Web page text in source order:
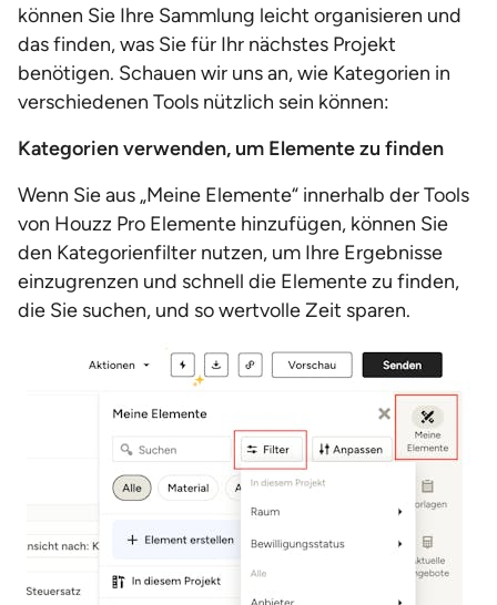
können Sie Ihre Sammlung leicht organisieren und
das finden, was Sie für Ihr nächstes Projekt
benötigen. Schauen wir uns an, wie Kategorien in
verschiedenen Tools nützlich sein können:
Kategorien verwenden, um Elemente zu finden
Wenn Sie aus „Meine Elemente“ innerhalb der Tools
von Houzz Pro Elemente hinzufügen, können Sie
den Kategorienfilter nutzen, um Ihre Ergebnisse
einzugrenzen und schnell die Elemente zu finden,
die Sie suchen, und so wertvolle Zeit sparen.